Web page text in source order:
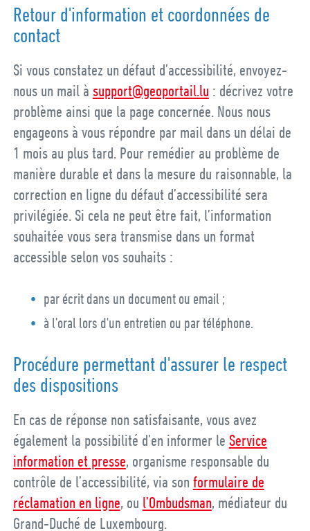
Retour d'information et coordonnées de
contact
Si vous constatez un défaut d’accessibilité, envoyez-
nous un mail à support@geoportail.lu : décrivez votre
problème ainsi que la page concernée. Nous nous
engageons à vous répondre par mail dans un délai de
1 mois au plus tard. Pour remédier au problème de
manière durable et dans la mesure du raisonnable, la
correction en ligne du défaut d’accessibilité sera
privilégiée. Si cela ne peut être fait, l’information
souhaitée vous sera transmise dans un format
accessible selon vos souhaits :
par écrit dans un document ou email ;
à l’oral lors d'un entretien ou par téléphone.
Procédure permettant d'assurer le respect
des dispositions
En cas de réponse non satisfaisante, vous avez
également la possibilité d’en informer le Service
information et presse, organisme responsable du
contrôle de l’accessibilité, via son formulaire de
réclamation en ligne, ou l’Ombudsman, médiateur du
Grand-Duché de Luxembourg.